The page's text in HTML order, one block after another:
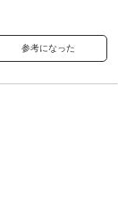
参考になった